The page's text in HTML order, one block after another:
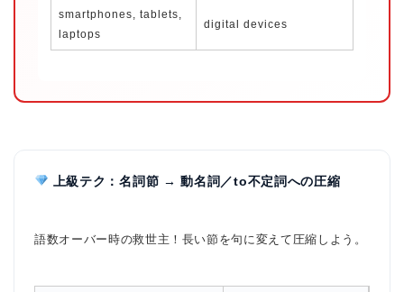
smartphones, tablets,
laptops
digital devices
上級テク：名詞節 → 動名詞／to不定詞への圧縮
語数オーバー時の救世主！長い節を句に変えて圧縮しよう。
学習＆大学入試英語コラム
“シン”・英会話スピード表